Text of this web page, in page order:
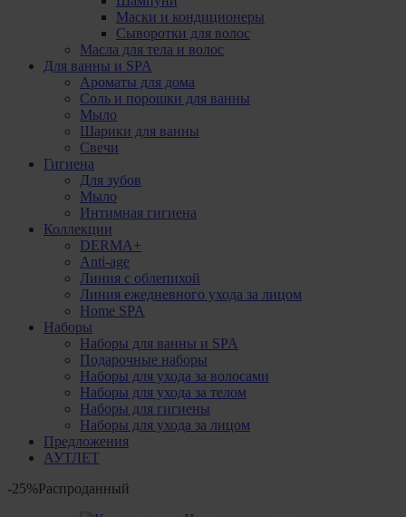
Маски и кондиционеры
Сыворотки для волос
Масла для тела и волос
Для ванны и SPA
Ароматы для дома
Соль и порошки для ванны
Мыло
Шарики для ванны
Свечи
Гигиена
Для зубов
Мыло
Интимная гигиена
Коллекции
DERMA+
Anti-age
Линия с облепихой
Линия ежедневного ухода за лицом
Home SPA
Наборы
Наборы для ванны и SPA
Подарочные наборы
Наборы для ухода за волосами
Наборы для ухода за телом
Наборы для гигиены
Наборы для ухода за лицом
Предложения
АУТЛЕТ
-25%Распроданный